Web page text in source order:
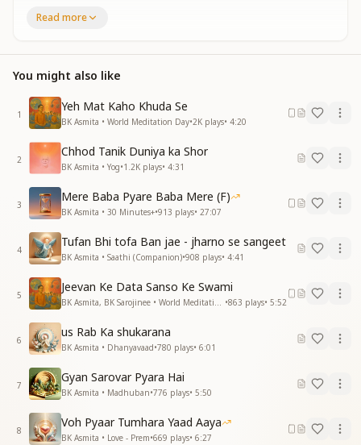
इतनी कृपा हुई कि हम कृत-कृत्य हो गए
न तप न दान
भक्ति ध्यान ज्ञान भी नहीं
पालूं तुम्हें पहचान लूं
विद्वान भी नहीं
बस प्रेम था
जो प्रभु मिलन से तृप्त हो गए
इतनी कृपा हुई कि हम कृत-कृत्य हो गए
परमात्मा मिलेगा था
यह स्वप्न से परे
परमात्मा मिलेगा था
यह स्वप्न से परे
वो सामने हो साथ में
कोई कल्पना करें
इतने समीप आए परम्म मित्र हो गए
इतनी कृपा हुई कि हम कृत-कृत्य हो गए
प्रभु स्नेहा से हमारे प्राण सिद्ध हो गए
इतनी कृपा हुई कि हम कृत-कृत्य हो गए
प्रभु स्नेहा से हमारे प्राण सिद्ध हो गए"
Read more
You might also like
1
Yeh Mat Kaho Khuda Se
BK Asmita • World Meditation Day•2K plays• 4:20
2
Chhod Tanik Duniya ka Shor
BK Asmita • Yog•1.2K plays• 4:31
3
Mere Baba Pyare Baba Mere (F)
BK Asmita • 30 Minutes+•913 plays• 27:07
4
Tufan Bhi tofa Ban jae - jharno se sangeet
BK Asmita • Saathi (Companion)•908 plays• 4:41
5
Jeevan Ke Data Sanso Ke Swami
•863 plays• 5:52
6
us Rab Ka shukarana
BK Asmita • Dhanyavaad•780 plays• 6:01
7
Gyan Sarovar Pyara Hai
BK Asmita • Madhuban•776 plays• 5:50
8
Voh Pyaar Tumhara Yaad Aaya
BK Asmita • Love - Prem•669 plays• 6:27